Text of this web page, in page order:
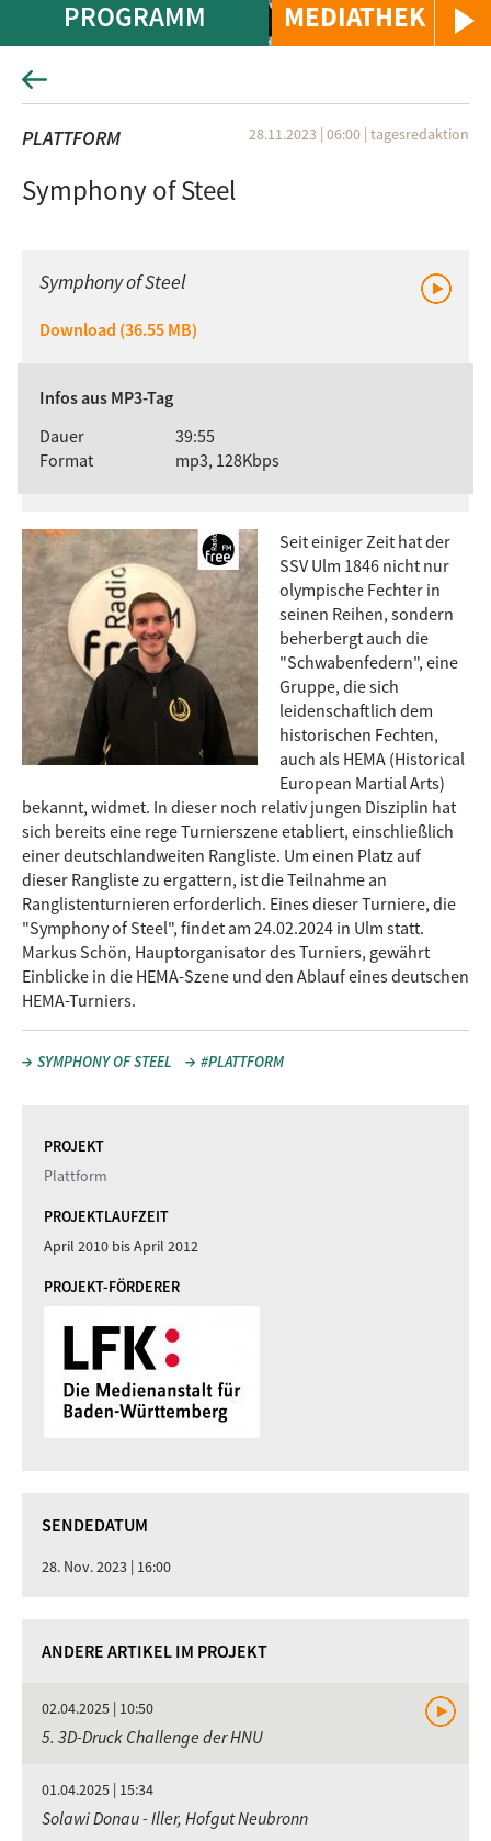
MEDIATHEK
PROGRAMM
PLATTFORM 28.11.2023 | 06:00 | tagesredaktion
Symphony of Steel
Symphony of Steel
Download (36.55 MB)
Infos aus MP3-Tag
Dauer
39:55
Format
mp3, 128Kbps
Seit einiger Zeit hat der
SSV Ulm 1846 nicht nur
olympische Fechter in
seinen Reihen, sondern
beherbergt auch die
"Schwabenfedern", eine
Gruppe, die sich
leidenschaftlich dem
historischen Fechten,
auch als HEMA (Historical
European Martial Arts)
bekannt, widmet. In dieser noch relativ jungen Disziplin hat
sich bereits eine rege Turnierszene etabliert, einschließlich
einer deutschlandweiten Rangliste. Um einen Platz auf
dieser Rangliste zu ergattern, ist die Teilnahme an
Ranglistenturnieren erforderlich. Eines dieser Turniere, die
"Symphony of Steel", findet am 24.02.2024 in Ulm statt.
Markus Schön, Hauptorganisator des Turniers, gewährt
Einblicke in die HEMA-Szene und den Ablauf eines deutschen
HEMA-Turniers.
SYMPHONY OF STEEL #PLATTFORM
PROJEKT
Plattform
PROJEKTLAUFZEIT
April 2010 bisApril 2012
PROJEKT-FÖRDERER
SENDEDATUM
28. Nov. 2023 | 16:00
ANDERE ARTIKEL IM PROJEKT
02.04.2025 | 10:50
5. 3D-Druck Challenge der HNU
01.04.2025 | 15:34
Solawi Donau - Iller, Hofgut Neubronn